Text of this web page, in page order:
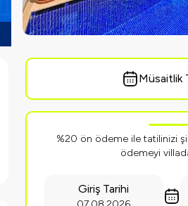
Müsaitlik
%20 ön ödeme ile tatilinizi
ödemeyi
Giriş Tarihi